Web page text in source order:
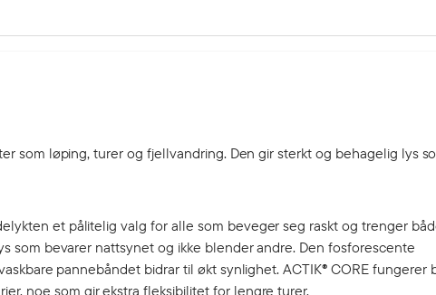
som løping, turer og fjellvandring. Den gir sterkt og behagelig lys
et pålitelig valg for alle som beveger seg raskt og trenger
som bevarer nattsynet og ikke blender andre. Den fosforescente
pannebåndet bidrar til økt synlighet. ACTIK® CORE fungerer
noe som gir ekstra fleksibilitet for lengre turer.